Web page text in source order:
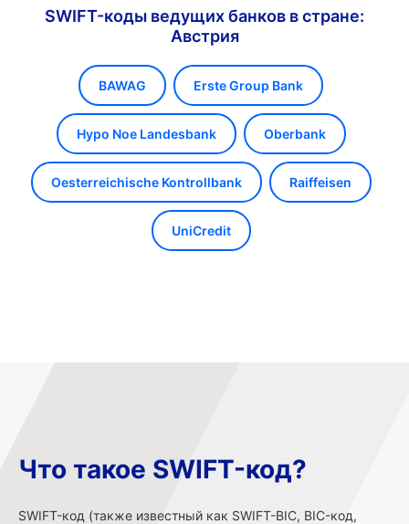
SWIFT-коды ведущих банков в стране:
Австрия
BAWAG Erste Group Bank
Hypo Noe Landesbank Oberbank
Oesterreichische Kontrollbank Raiffeisen
UniCredit
Что такое SWIFT-код?
SWIFT-код (также известный как SWIFT-BIC, BIC-код,